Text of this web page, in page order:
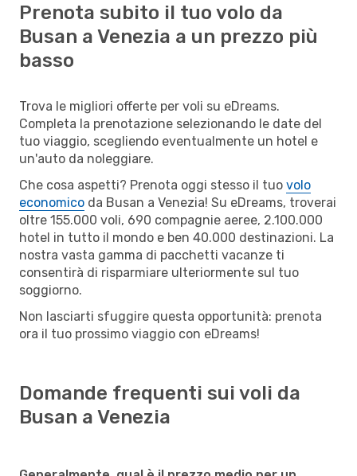
Prenota subito il tuo volo da
Busan a Venezia a un prezzo più
basso
Trova le migliori offerte per voli su eDreams.
Completa la prenotazione selezionando le date del
tuo viaggio, scegliendo eventualmente un hotel e
un'auto da noleggiare.
Che cosa aspetti? Prenota oggi stesso il tuo volo
economico da Busan a Venezia! Su eDreams, troverai
oltre 155.000 voli, 690 compagnie aeree, 2.100.000
hotel in tutto il mondo e ben 40.000 destinazioni. La
nostra vasta gamma di pacchetti vacanze ti
consentirà di risparmiare ulteriormente sul tuo
soggiorno.
Non lasciarti sfuggire questa opportunità: prenota
ora il tuo prossimo viaggio con eDreams!
Domande frequenti sui voli da
Busan a Venezia